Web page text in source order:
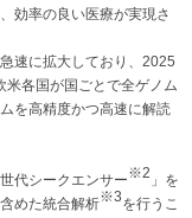
効率の良い医療が実現さ
速に拡大しており、2025
各国が国ごとで全ゲノム
を高精度かつ高速に解読
代シークエンサー※2 」を
めた統合解析※3を行うこ